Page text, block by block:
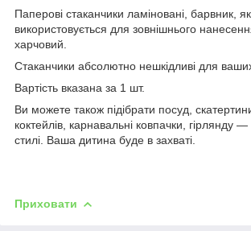
Паперові стаканчики ламіновані, барвник,
використовується для зовнішнього
харчовий.
Стаканчики абсолютно нешкідливі для
Вартість вказана за 1 шт.
Ви можете також підібрати посуд,
коктейлів, карнавальні ковпачки, гірлянду
стилі. Ваша дитина буде в захваті.
Приховати